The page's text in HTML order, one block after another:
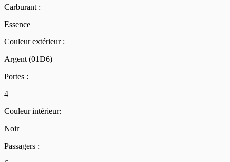
Carburant :
Essence
Couleur extérieur :
Argent (01D6)
Portes :
4
Couleur intérieur:
Noir
Passagers :